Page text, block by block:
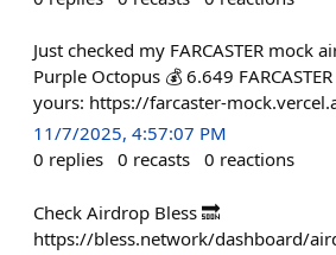
Just checked my FARCASTER mock
Purple Octopus 💰 6.649
yours: https://farcaster-
11/7/2025, 4:57:07 PM
0 replies 0 recasts 0 reactions
Check Airdrop Bless 🔜
https://bless.network/dashboard/